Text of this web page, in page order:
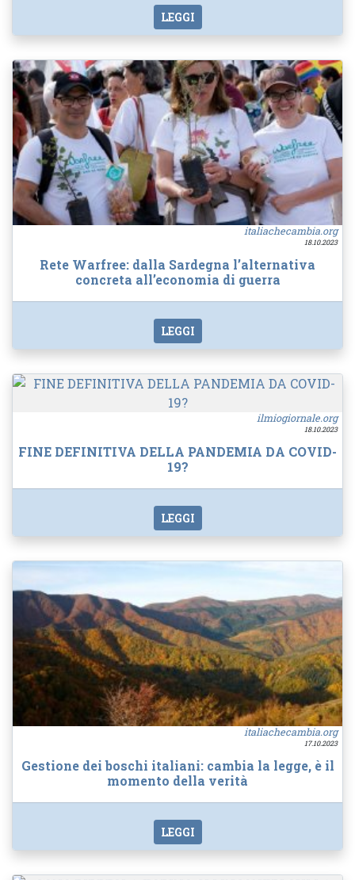
LEGGI
italiachecambia.org
18.10.2023
Rete Warfree: dalla Sardegna l’alternativa
concreta all’economia di guerra
LEGGI
ilmiogiornale.org
18.10.2023
FINE DEFINITIVA DELLA PANDEMIA DA COVID-
19?
LEGGI
italiachecambia.org
17.10.2023
Gestione dei boschi italiani: cambia la legge, è il
momento della verità
LEGGI